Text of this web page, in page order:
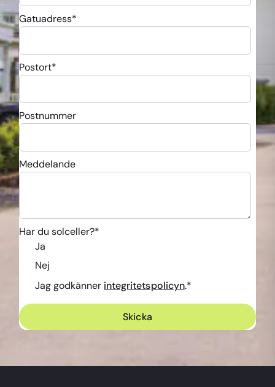
Gatuadress*
Postort*
Postnummer
Meddelande
Har du solceller?*
Ja
Nej
Jag godkänner integritetspolicyn.*